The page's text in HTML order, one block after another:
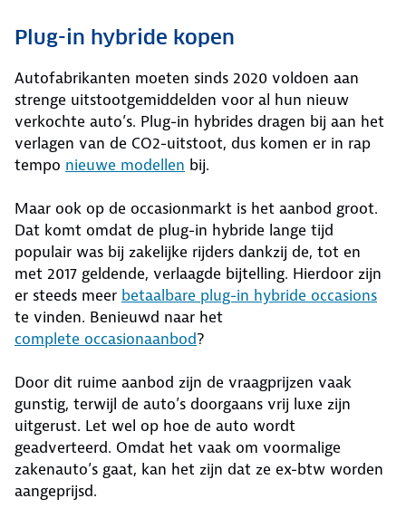
Plug-in hybride kopen
Autofabrikanten moeten sinds 2020 voldoen aan
strenge uitstootgemiddelden voor al hun nieuw
verkochte auto’s. Plug-in hybrides dragen bij aan het
verlagen van de CO2-uitstoot, dus komen er in rap
tempo nieuwe modellen bij.
Maar ook op de occasionmarkt is het aanbod groot.
Dat komt omdat de plug-in hybride lange tijd
populair was bij zakelijke rijders dankzij de, tot en
met 2017 geldende, verlaagde bijtelling. Hierdoor zijn
er steeds meer betaalbare plug-in hybride occasions
te vinden. Benieuwd naar het
complete occasionaanbod?
Door dit ruime aanbod zijn de vraagprijzen vaak
gunstig, terwijl de auto’s doorgaans vrij luxe zijn
uitgerust. Let wel op hoe de auto wordt
geadverteerd. Omdat het vaak om voormalige
zakenauto’s gaat, kan het zijn dat ze ex-btw worden
aangeprijsd.